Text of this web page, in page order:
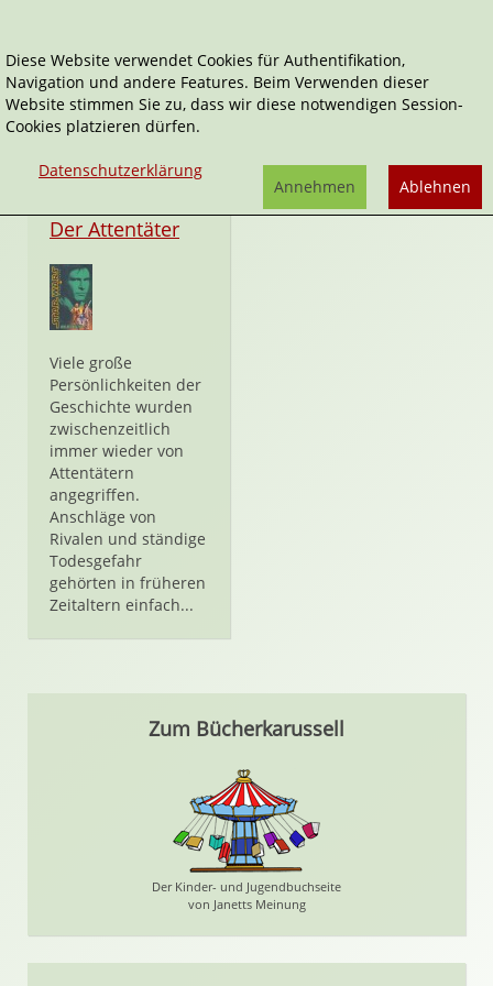
Star Wars Rebel Force
Der Attentäter
Viele große
Persönlichkeiten der
Geschichte wurden
zwischenzeitlich
immer wieder von
Attentätern
angegriffen.
Anschläge von
Rivalen und ständige
Todesgefahr
gehörten in früheren
Zeitaltern einfach...
Zum Bücherkarussell
Der Kinder- und Jugendbuchseite
von Janetts Meinung
Diese Website verwendet Cookies für Authentifikation,
Navigation und andere Features. Beim Verwenden dieser
Website stimmen Sie zu, dass wir diese notwendigen Session-
Cookies platzieren dürfen.
Datenschutzerklärung
Ablehnen
Annehmen